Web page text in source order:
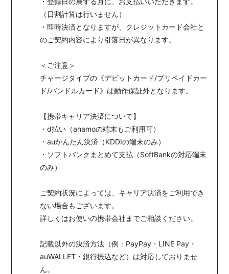
（日割計算は行いません）
・即時決済となりますが、クレジットカード会社と
のご契約内容により引落日が異なります。
＜ご注意＞
チャージタイプの《デビットカード/プリペイドカー
ド/バンドルカード》は動作保証外となります。
【携帯キャリア決済について】
・d払い（ahamoの端末もご利用可）
・auかんたん決済（KDDIの端末のみ）
・ソフトバンクまとめて支払（SoftBankの対応端末
のみ）
ご契約状況によっては、キャリア決済をご利用でき
ない場合もございます。
詳しくはお使いの携帯会社までご相談ください。
記載以外の決済方法（例：PayPay・LINE Pay・
auWALLET・銀行振込など）は対応しておりませ
ん。